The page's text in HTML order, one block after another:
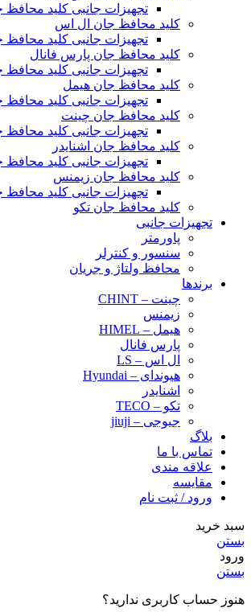
تجهیزات جانبی کلید محافظ
کلید محافظ جان ال اس
تجهیزات جانبی کلید
کلید محافظ جان پارس فانال
تجهیزات جانبی کلید محافظ
کلید محافظ جان هیمل
تجهیزات جانبی کلید محافظ
کلید محافظ جان چینت
تجهیزات جانبی کلید
کلید محافظ جان اشنایدر
تجهیزات جانبی کلید محافظ
کلید محافظ جان زیمنس
تجهیزات جانبی کلید
کلید محافظ جان تکو
تجهیزات جانبی
پاورمتر
سنسور و کنترلر
محافظ ولتاژ و‌ جریان
برندها
چینت – CHINT
زیمنس
هیمل – HIMEL
پارس فانال
ال اس – LS
هیوندای – Hyundai
اشنایدر
تکو – TECO
جیوجی – jiuji
بلاگ
تماس با ما
علاقه مندی
مقایسه
ورود / ثبت نام
سبد خرید
بستن
ورود
بستن
هنوز حساب کاربری ندارید؟